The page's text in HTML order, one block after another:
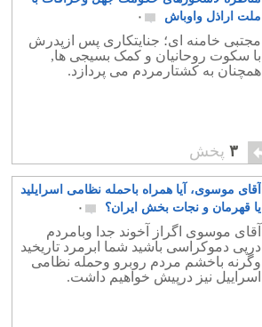
ملت اراذل واوباش
۰
مجتبی خامنه ای؛ جنایتکاری پس ازپدرش
با سکوت روحانیان و کمک بسیجی ها,
همچنان به کشتارمردم می پردازد.
۳ پخش
آقای موسوی، آیا همراه باحمله نظامی اسرایلید
یا قهرمان و نجات بخش ایران؟
۰
آقای موسوی اگراز آخوند جدا وبامردم
درپی دموکراسی باشید شما ابرمرد تاریخید
وگرنه باخشم مردم روبرو وحمله نظامی
اسراییل نیز درپیش خواهیم داشت.